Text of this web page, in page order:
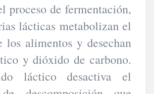
proceso de fermentación,
lácticas metabolizan el
los alimentos y desechan
y dióxido de carbono.
láctico desactiva el